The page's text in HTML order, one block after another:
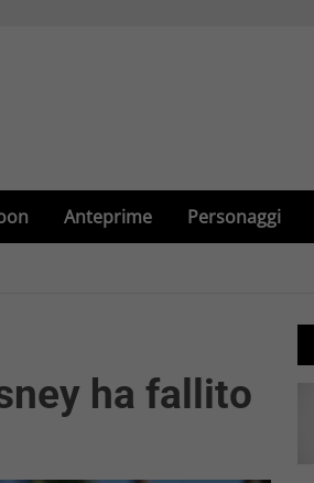
Anteprime Personaggi
ha fallito